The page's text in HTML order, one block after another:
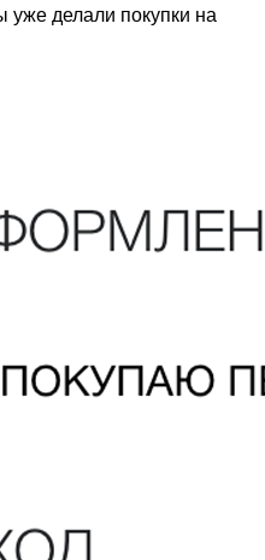
уже делали покупки на